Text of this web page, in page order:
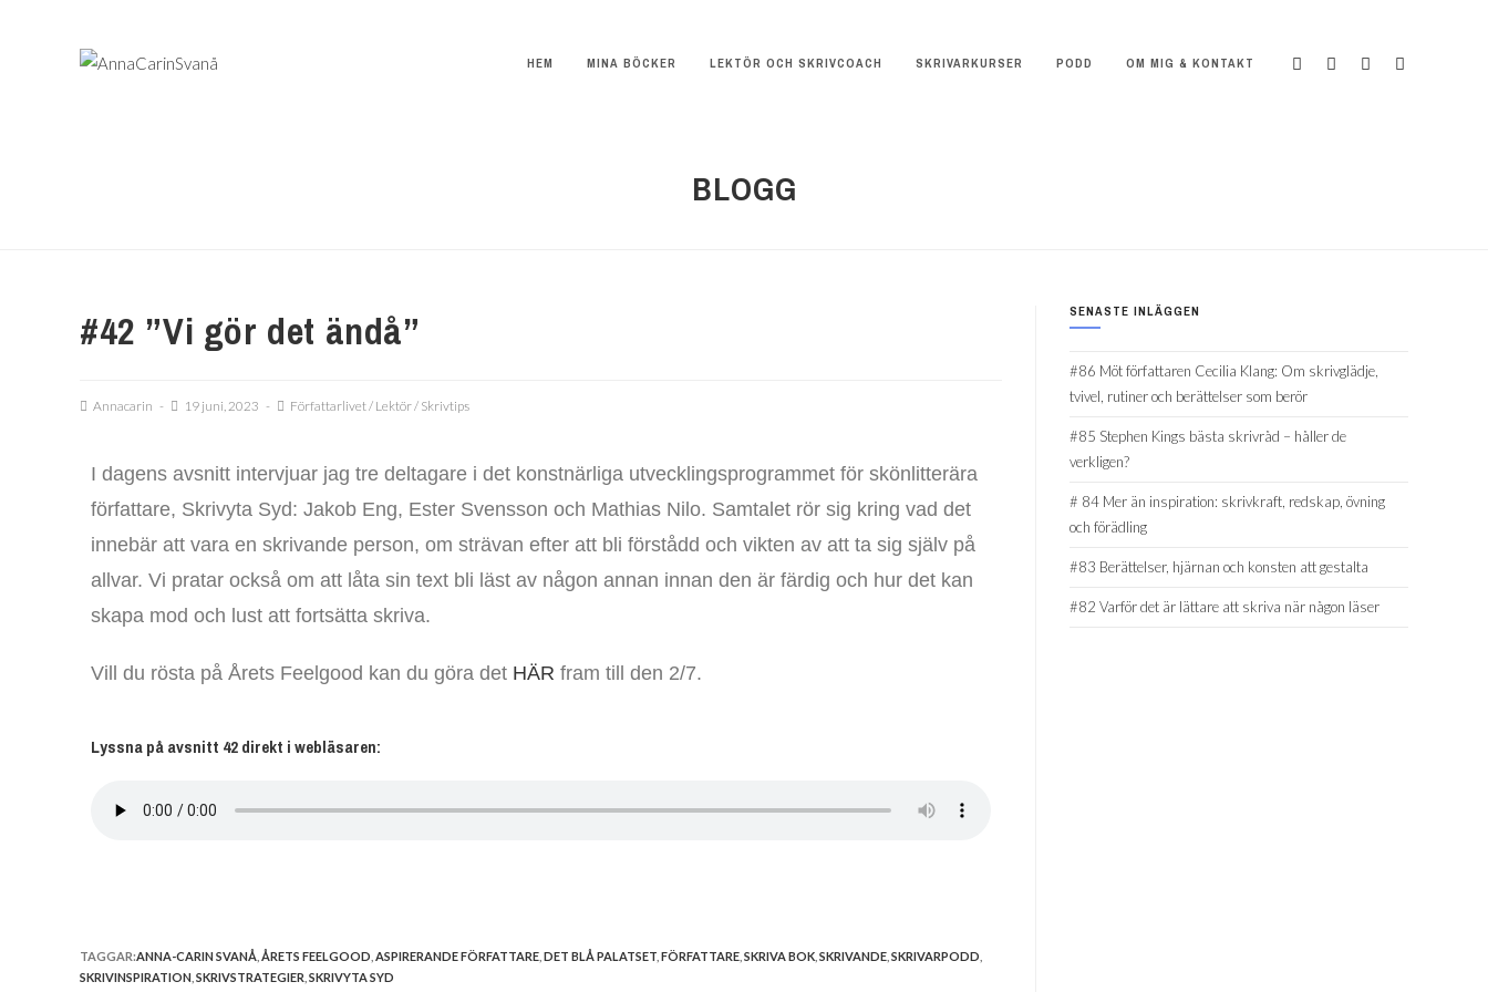
HEM MINA BÖCKER LEKTÖR OCH SKRIVCOACH SKRIVARKURSER PODD OM MIG & KONTAKT
BLOGG
#42 ”Vi gör det ändå”
Annacarin 19 juni, 2023 Författarlivet/ Lektör/ Skrivtips
I dagens avsnitt intervjuar jag tre deltagare i det konstnärliga utvecklingsprogrammet för skönlitterära
författare, Skrivyta Syd: Jakob Eng, Ester Svensson och Mathias Nilo. Samtalet rör sig kring vad det
innebär att vara en skrivande person, om strävan efter att bli förstådd och vikten av att ta sig själv på
allvar. Vi pratar också om att låta sin text bli läst av någon annan innan den är färdig och hur det kan
skapa mod och lust att fortsätta skriva.
Vill du rösta på Årets Feelgood kan du göra det HÄR fram till den 2/7.
Lyssna på avsnitt 42 direkt i webläsaren:
TAGGAR:ANNA-CARIN SVANÅ ÅRETS FEELGOOD ASPIRERANDE FÖRFATTARE DET BLÅ PALATSET FÖRFATTARE SKRIVA BOK SKRIVANDE SKRIVARPODD
SKRIVINSPIRATION SKRIVSTRATEGIER SKRIVYTA SYD
SENASTE INLÄGGEN
#86 Möt författaren Cecilia Klang: Om skrivglädje,
tvivel, rutiner och berättelser som berör
#85 Stephen Kings bästa skrivråd – håller de
verkligen?
# 84 Mer än inspiration: skrivkraft, redskap, övning
och förädling
#83 Berättelser, hjärnan och konsten att gestalta
#82 Varför det är lättare att skriva när någon läser